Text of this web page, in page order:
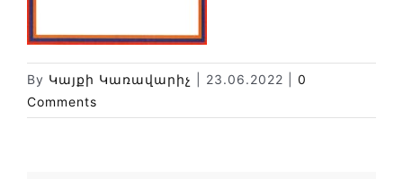
By Կայքի Կառավարիչ 23.06.2022
0
Comments